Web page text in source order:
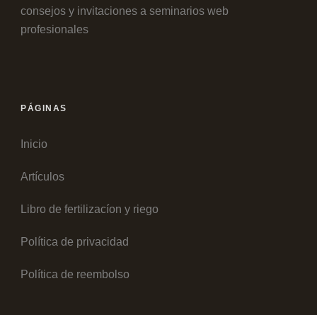
consejos y invitaciones a seminarios web
profesionales
PÁGINAS
Inicio
Artículos
Libro de fertilizacíon y riego
Política de privacidad
Política de reembolso